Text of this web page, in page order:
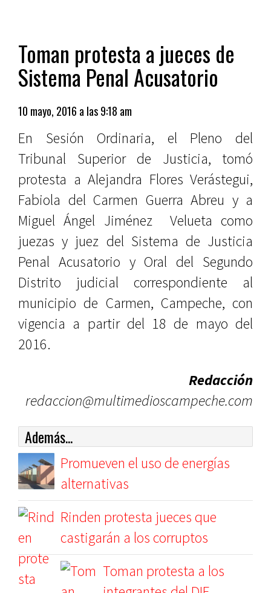
Toman protesta a jueces de
Sistema Penal Acusatorio
10 mayo, 2016 a las 9:18 am
En Sesión Ordinaria, el Pleno del
Tribunal Superior de Justicia, tomó
protesta a Alejandra Flores Verástegui,
Fabiola del Carmen Guerra Abreu y a
Miguel Ángel Jiménez Velueta como
juezas y juez del Sistema de Justicia
Penal Acusatorio y Oral del Segundo
Distrito judicial correspondiente al
municipio de Carmen, Campeche, con
vigencia a partir del 18 de mayo del
2016.
Redacción
redaccion@multimedioscampeche.com
Además...
Promueven el uso de energías
alternativas
Rinden protesta jueces que
castigarán a los corruptos
Toman protesta a los